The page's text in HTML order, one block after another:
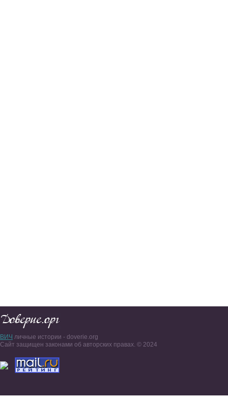
ВИЧ личные истории - doverie.org
Сайт защищен законами об авторских правах. © 2024